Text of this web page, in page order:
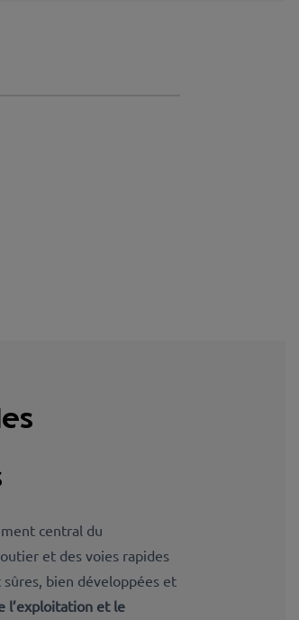
central du
et des voies rapides
bien développées et
l’exploitation et le